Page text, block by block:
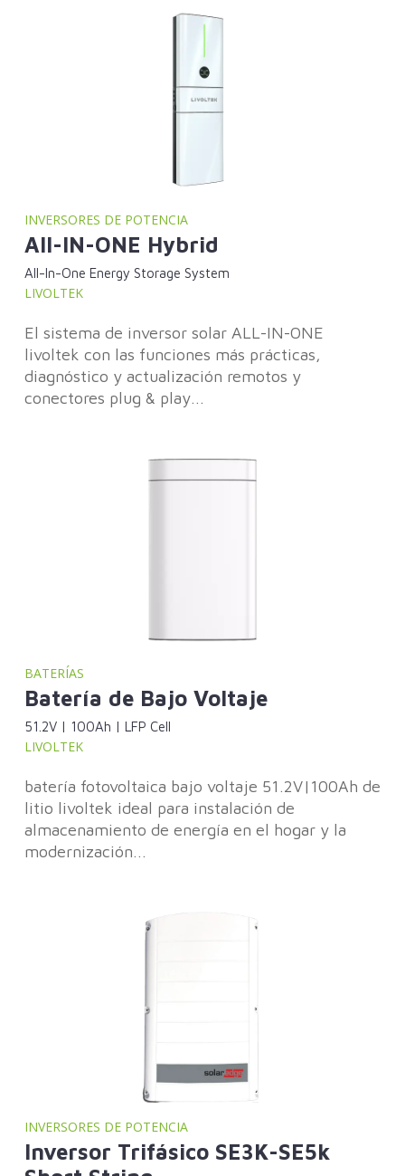
INVERSORES DE POTENCIA
All-IN-ONE Hybrid
All-In-One Energy Storage System
LIVOLTEK
El sistema de inversor solar ALL-IN-ONE
livoltek con las funciones más prácticas,
diagnóstico y actualización remotos y
conectores plug & play...
BATERÍAS
Batería de Bajo Voltaje
51.2V | 100Ah | LFP Cell
LIVOLTEK
batería fotovoltaica bajo voltaje 51.2V|100Ah de
litio livoltek ideal para instalación de
almacenamiento de energía en el hogar y la
modernización...
INVERSORES DE POTENCIA
Inversor Trifásico SE3K-SE5k